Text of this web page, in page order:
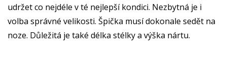
udržet co nejdéle v té nejlepší kondici. Nezbytná je i
volba správné velikosti. Špička musí dokonale sedět na
noze. Důležitá je také délka stélky a výška nártu.